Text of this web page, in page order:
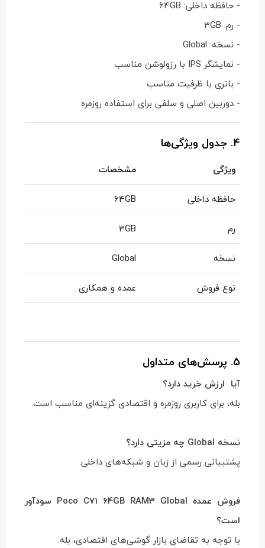
- حافظه داخلی: 64GB
- رم: 3GB
- نسخه: Global
- نمایشگر IPS با رزولوشن مناسب
- باتری با ظرفیت مناسب
- دوربین اصلی و سلفی برای استفاده روزمره
4. جدول ویژگی‌ها
ویژگی
مشخصات
حافظه داخلی
64GB
رم
3GB
نسخه
Global
نوع فروش
عمده و همکاری
5. پرسش‌های متداول
آیا ارزش خرید دارد؟
بله، برای کاربری روزمره و اقتصادی گزینه‌ای مناسب است.
نسخه Global چه مزیتی دارد؟
پشتیبانی رسمی از زبان و شبکه‌های داخلی.
فروش عمده Poco C71 64GB RAM3 Global سودآور
است؟
با توجه به تقاضای بازار گوشی‌های اقتصادی، بله.